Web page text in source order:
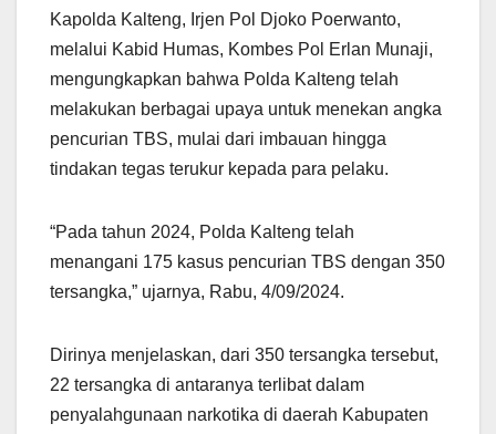
Kapolda Kalteng, Irjen Pol Djoko Poerwanto,
melalui Kabid Humas, Kombes Pol Erlan Munaji,
mengungkapkan bahwa Polda Kalteng telah
melakukan berbagai upaya untuk menekan angka
pencurian TBS, mulai dari imbauan hingga
tindakan tegas terukur kepada para pelaku.
“Pada tahun 2024, Polda Kalteng telah
menangani 175 kasus pencurian TBS dengan 350
tersangka,” ujarnya, Rabu, 4/09/2024.
Dirinya menjelaskan, dari 350 tersangka tersebut,
22 tersangka di antaranya terlibat dalam
penyalahgunaan narkotika di daerah Kabupaten